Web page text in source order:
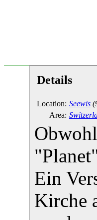
Details
Location: Seewis
Area:
Ein
Kirche